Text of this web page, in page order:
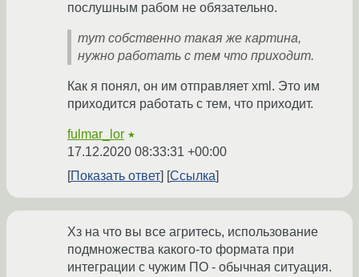
послушным рабом не обязательно.
тут собственно такая же картина,
нужно работать с тем что приходит.
Как я понял, он им отправляет xml. Это им
приходится работать с тем, что приходит.
fulmar_lor ★
17.12.2020 08:33:31 +00:00
Показать ответ
Ссылка
Хз на что вы все агритесь, использование
подмножества какого-то формата при
интеграции с чужим ПО - обычная ситуация.